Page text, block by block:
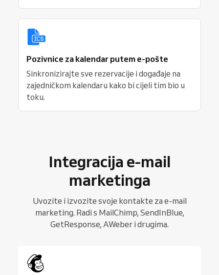
Pozivnice za kalendar putem e-pošte
Sinkronizirajte sve rezervacije i događaje na
zajedničkom kalendaru kako bi cijeli tim bio u
toku.
Integracija e-mail
marketinga
Uvozite i izvozite svoje kontakte za e-mail
marketing. Radi s MailChimp, SendInBlue,
GetResponse, AWeber i drugima.